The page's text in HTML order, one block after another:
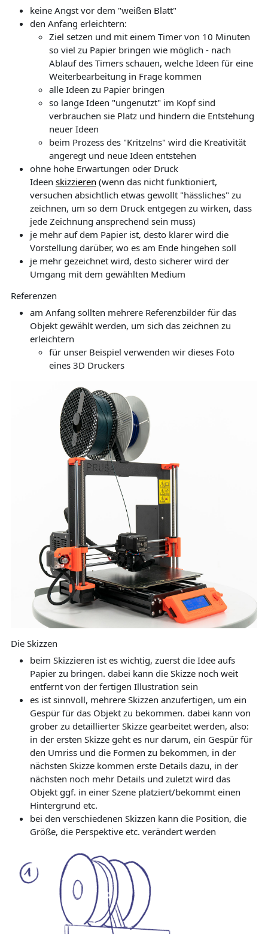
keine Angst vor dem "weißen Blatt"
den Anfang erleichtern:
Ziel setzen und mit einem Timer von 10 Minuten
so viel zu Papier bringen wie möglich - nach
Ablauf des Timers schauen, welche Ideen für eine
Weiterbearbeitung in Frage kommen
alle Ideen zu Papier bringen
so lange Ideen "ungenutzt" im Kopf sind
verbrauchen sie Platz und hindern die Entstehung
neuer Ideen
beim Prozess des "Kritzelns" wird die Kreativität
angeregt und neue Ideen entstehen
ohne hohe Erwartungen oder Druck
Ideen skizzieren (wenn das nicht funktioniert,
versuchen absichtlich etwas gewollt "hässliches" zu
zeichnen, um so dem Druck entgegen zu wirken, dass
jede Zeichnung ansprechend sein muss)
je mehr auf dem Papier ist, desto klarer wird die
Vorstellung darüber, wo es am Ende hingehen soll
je mehr gezeichnet wird, desto sicherer wird der
Umgang mit dem gewählten Medium
Referenzen
am Anfang sollten mehrere Referenzbilder für das
Objekt gewählt werden, um sich das zeichnen zu
erleichtern
für unser Beispiel verwenden wir dieses Foto
eines 3D Druckers
Die Skizzen
beim Skizzieren ist es wichtig, zuerst die Idee aufs
Papier zu bringen. dabei kann die Skizze noch weit
entfernt von der fertigen Illustration sein
es ist sinnvoll, mehrere Skizzen anzufertigen, um ein
Gespür für das Objekt zu bekommen. dabei kann von
grober zu detaillierter Skizze gearbeitet werden, also:
in der ersten Skizze geht es nur darum, ein Gespür für
den Umriss und die Formen zu bekommen, in der
nächsten Skizze kommen erste Details dazu, in der
nächsten noch mehr Details und zuletzt wird das
Objekt ggf. in einer Szene platziert/bekommt einen
Hintergrund etc.
bei den verschiedenen Skizzen kann die Position, die
Größe, die Perspektive etc. verändert werden